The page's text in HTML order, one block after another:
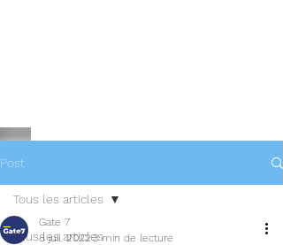
Post
Tous les articles
Tous les articles
Gate 7
8 juil. 20223 min de lecture